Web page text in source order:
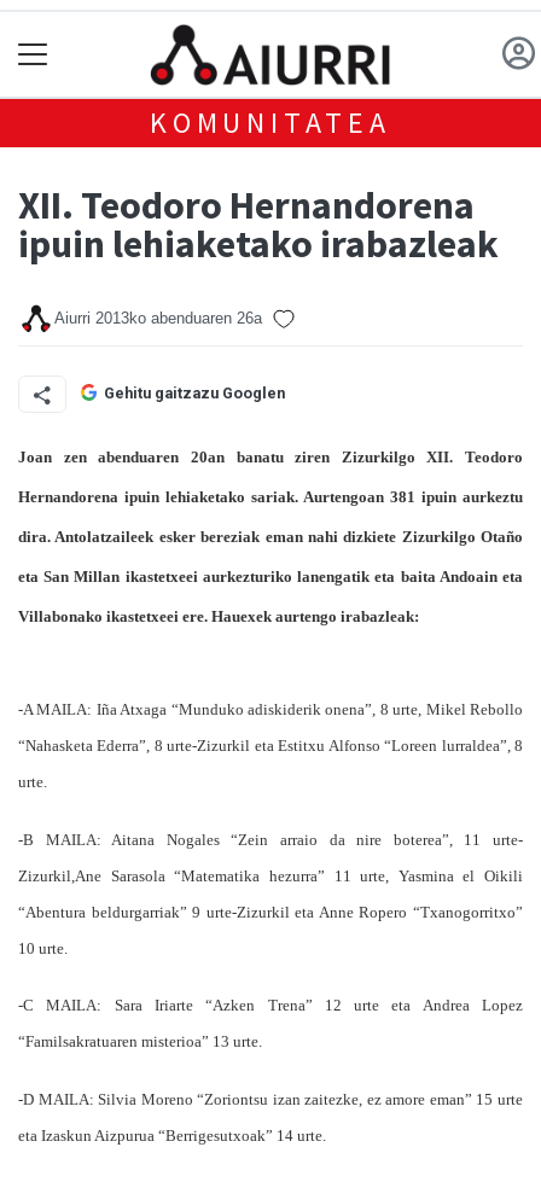
KOMUNITATEA
XII. Teodoro Hernandorena
ipuin lehiaketako irabazleak
Aiurri 2013ko abenduaren 26a
Gehitu gaitzazu Googlen
Joan zen abenduaren 20an banatu ziren Zizurkilgo XII. Teodoro
Hernandorena ipuin lehiaketako sariak. Aurtengoan 381 ipuin aurkeztu
dira. Antolatzaileek esker bereziak eman nahi dizkiete Zizurkilgo Otaño
eta San Millan ikastetxeei aurkezturiko lanengatik eta baita Andoain eta
Villabonako ikastetxeei ere. Hauexek aurtengo irabazleak:
-A MAILA: Iña Atxaga “Munduko adiskiderik onena”, 8 urte, Mikel Rebollo
“Nahasketa Ederra”, 8 urte-Zizurkil eta Estitxu Alfonso “Loreen lurraldea”, 8
urte.
-B MAILA: Aitana Nogales “Zein arraio da nire boterea”, 11 urte-
Zizurkil,Ane Sarasola “Matematika hezurra” 11 urte, Yasmina el Oikili
“Abentura beldurgarriak” 9 urte-Zizurkil eta Anne Ropero “Txanogorritxo”
10 urte.
-C MAILA: Sara Iriarte “Azken Trena” 12 urte eta Andrea Lopez
“Familsakratuaren misterioa” 13 urte.
-D MAILA: Silvia Moreno “Zoriontsu izan zaitezke, ez amore eman” 15 urte
eta Izaskun Aizpurua “Berrigesutxoak” 14 urte.